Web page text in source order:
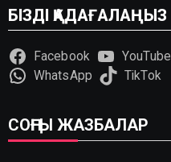
БІЗДІ ҚАДАҒАЛАҢЫЗ
Facebook YouTube
WhatsApp
TikTok
СОҢҒЫ ЖАЗБАЛАР